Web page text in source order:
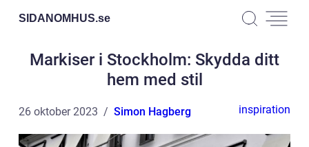
SIDANOMHUS.se
Markiser i Stockholm: Skydda ditt
hem med stil
26 oktober 2023 Simon Hagberg inspiration